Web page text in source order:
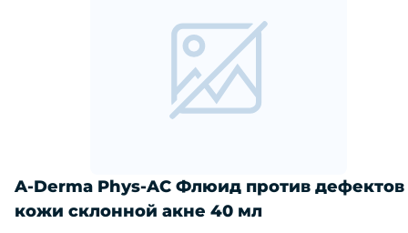
A-Derma Phys-AC Флюид против дефектов
кожи склонной акне 40 мл